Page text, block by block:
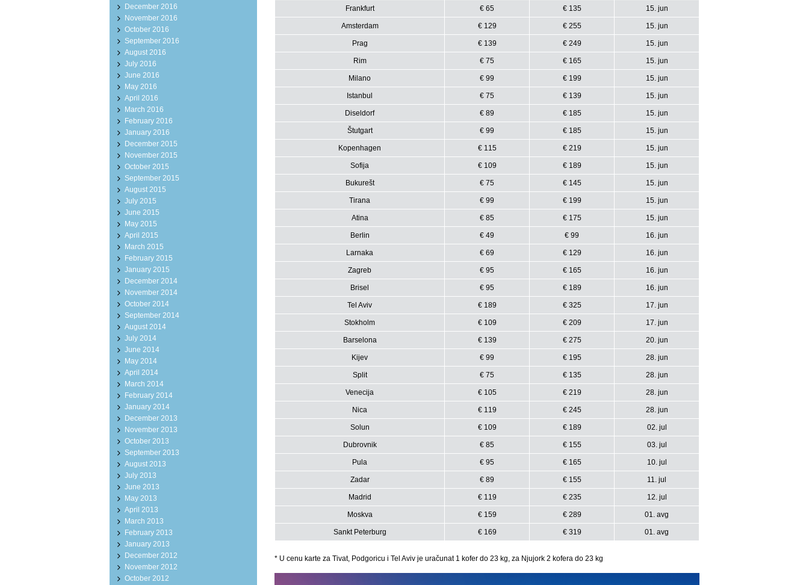
Frankfurt € 65 € 135 15. jun
Amsterdam € 129 € 255 15. jun
Prag € 139 € 249 15. jun
Rim € 75 € 165 15. jun
Milano € 99 € 199 15. jun
Istanbul € 75 € 139 15. jun
Diseldorf € 89 € 185 15. jun
Štutgart € 99 € 185 15. jun
Kopenhagen € 115 € 219 15. jun
Sofija € 109 € 189 15. jun
Bukurešt € 75 € 145 15. jun
Tirana € 99 € 199 15. jun
Atina € 85 € 175 15. jun
Berlin € 49 € 99 16. jun
Larnaka € 69 € 129 16. jun
Zagreb € 95 € 165 16. jun
Brisel € 95 € 189 16. jun
Tel Aviv € 189 € 325 17. jun
Stokholm € 109 € 209 17. jun
Barselona € 139 € 275 20. jun
Kijev € 99 € 195 28. jun
Split € 75 € 135 28. jun
Venecija € 105 € 219 28. jun
Nica € 119 € 245 28. jun
Solun € 109 € 189 02. jul
Dubrovnik € 85 € 155 03. jul
Pula € 95 € 165 10. jul
Zadar € 89 € 155 11. jul
Madrid € 119 € 235 12. jul
Moskva € 159 € 289 01. avg
Sankt Peterburg € 169 € 319 01. avg
* U cenu karte za Tivat, Podgoricu i Tel Aviv je uračunat 1 kofer do 23 kg, za Njujork 2 kofera do 23 kg
December 2016
November 2016
October 2016
September 2016
August 2016
July 2016
June 2016
May 2016
April 2016
March 2016
February 2016
January 2016
December 2015
November 2015
October 2015
September 2015
August 2015
July 2015
June 2015
May 2015
April 2015
March 2015
February 2015
January 2015
December 2014
November 2014
October 2014
September 2014
August 2014
July 2014
June 2014
May 2014
April 2014
March 2014
February 2014
January 2014
December 2013
November 2013
October 2013
September 2013
August 2013
July 2013
June 2013
May 2013
April 2013
March 2013
February 2013
January 2013
December 2012
November 2012
October 2012